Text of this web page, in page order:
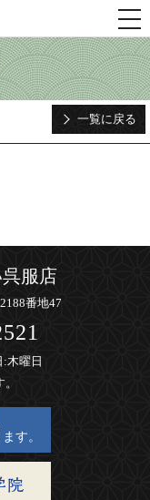
一覧に戻る
服店
番地47
:木曜日
す。